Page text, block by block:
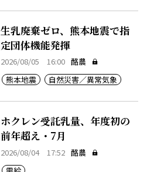
生乳廃棄ゼロ、熊本地震で指
定団体機能発揮
2026/08/05 16:00 酪農
熊本地震
自然災害／異常気象
ホクレン受託乳量、年度初の
前年超え・7月
2026/08/04 17:52 酪農